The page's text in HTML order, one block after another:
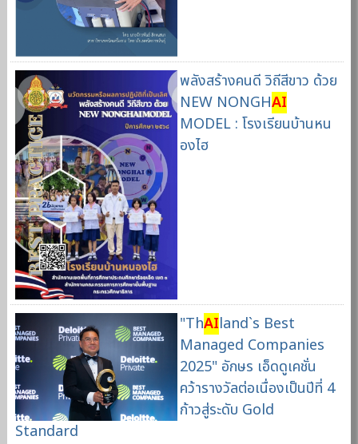
พลังสร้างคนดี วิถีสีขาว ด้วย
NEW NONGHAI
MODEL : โรงเรียนบ้านหน
องไฮ
"ThAIland`s Best
Managed Companies
2025" อักษร เอ็ดดูเคชั่น
คว้ารางวัลต่อเนื่องเป็นปีที่ 4
ก้าวสู่ระดับ Gold
Standard